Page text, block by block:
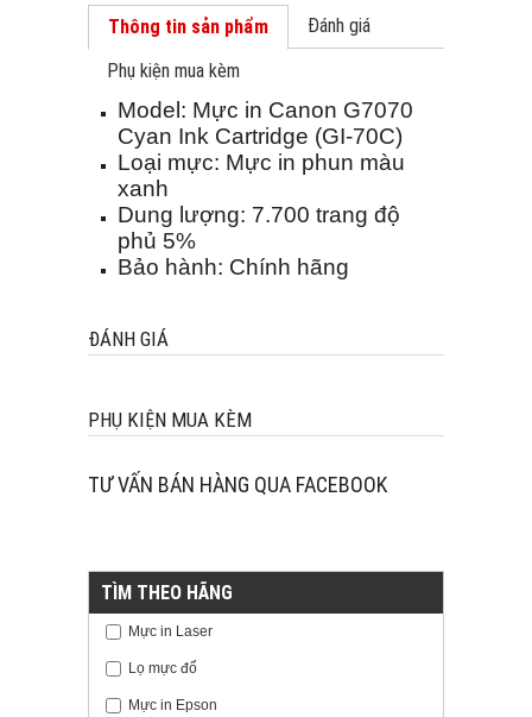
Thông tin sản phẩm
Đánh giá
Phụ kiện mua kèm
Model: Mực in Canon G7070
Cyan Ink Cartridge (GI-70C)
Loại mực: Mực in phun màu
xanh
Dung lượng: 7.700 trang độ
phủ 5%
Bảo hành: Chính hãng
ĐÁNH GIÁ
PHỤ KIỆN MUA KÈM
TƯ VẤN BÁN HÀNG QUA FACEBOOK
TÌM THEO HÃNG
Mực in Laser
Lọ mực đổ
Mực in Epson